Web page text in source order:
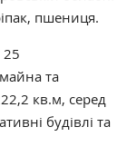
пшениця.
25
та
кв.м, серед
будівлі та